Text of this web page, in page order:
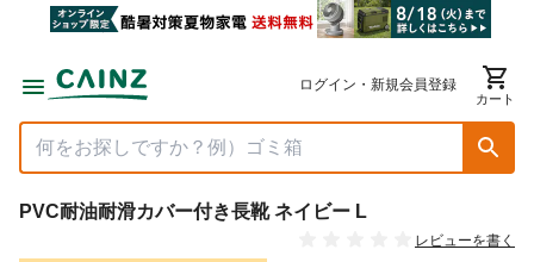
ログイン・新規会員登録
カート
PVC耐油耐滑カバー付き長靴 ネイビー L
レビューを書く